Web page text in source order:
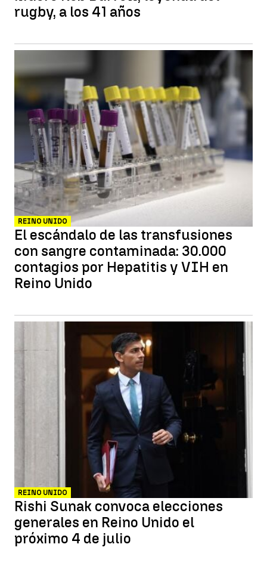
rugby, a los 41 años
REINO UNIDO
El escándalo de las transfusiones
con sangre contaminada: 30.000
contagios por Hepatitis y VIH en
Reino Unido
REINO UNIDO
Rishi Sunak convoca elecciones
generales en Reino Unido el
próximo 4 de julio